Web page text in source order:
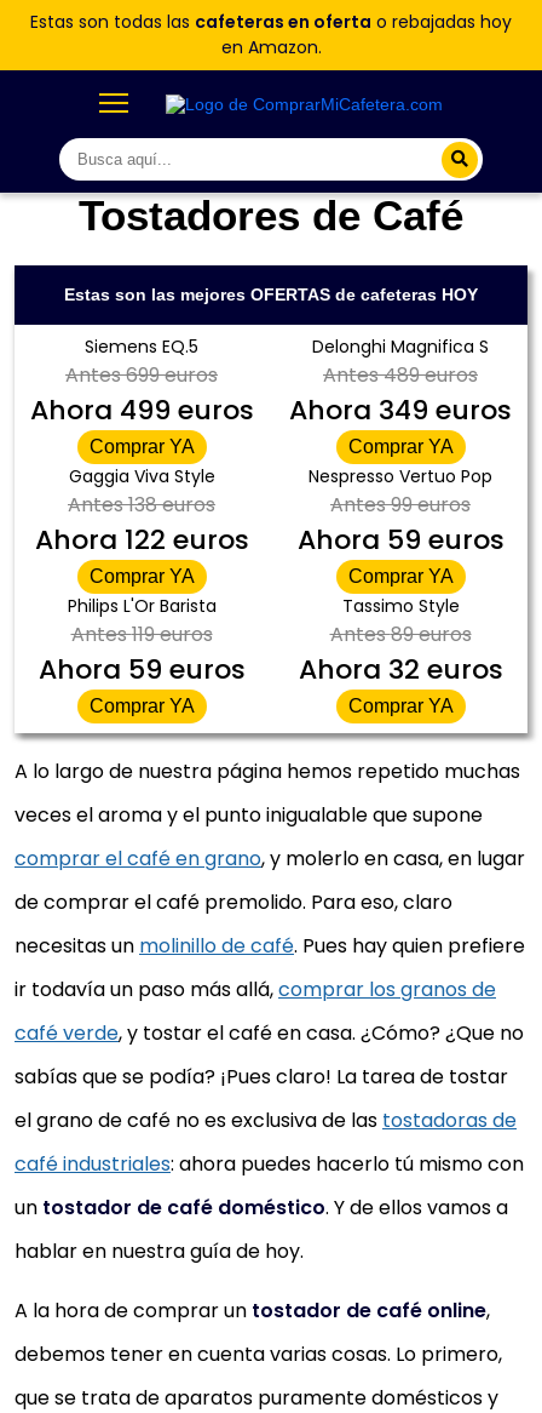
Estas son todas las cafeteras en oferta o rebajadas hoy
en Amazon.
Tostadores de Café
Estas son las mejores OFERTAS de cafeteras HOY
Siemens EQ.5
Antes699 euros
Ahora 499 euros
Comprar YA
Delonghi Magnifica S
Antes489 euros
Ahora 349 euros
Comprar YA
Gaggia Viva Style
Antes138 euros
Ahora 122 euros
Comprar YA
Nespresso Vertuo Pop
Antes99 euros
Ahora 59 euros
Comprar YA
Philips L'Or Barista
Antes119 euros
Ahora 59 euros
Comprar YA
Tassimo Style
Antes89 euros
Ahora 32 euros
Comprar YA
A lo largo de nuestra página hemos repetido muchas
veces el aroma y el punto inigualable que supone
comprar el café en grano, y molerlo en casa, en lugar
de comprar el café premolido. Para eso, claro
necesitas un molinillo de café. Pues hay quien prefiere
ir todavía un paso más allá,comprar los granos de
café verde, y tostar el café en casa. ¿Cómo? ¿Que no
sabías que se podía? ¡Pues claro! La tarea de tostar
el grano de café no es exclusiva de las tostadoras de
café industriales: ahora puedes hacerlo tú mismo con
un tostador de café doméstico. Y de ellos vamos a
hablar en nuestra guía de hoy.
A la hora de comprar un tostador de café online,
debemos tener en cuenta varias cosas. Lo primero,
que se trata de aparatos puramente domésticos y